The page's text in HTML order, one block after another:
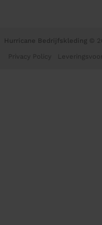
Hurricane Bedrijfskleding ©
Privacy Policy